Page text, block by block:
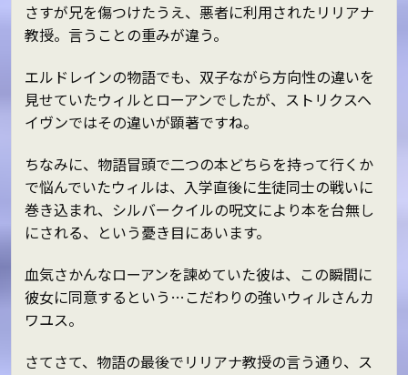
さすが兄を傷つけたうえ、悪者に利用されたリリアナ
教授。言うことの重みが違う。
エルドレインの物語でも、双子ながら方向性の違いを
見せていたウィルとローアンでしたが、ストリクスヘ
イヴンではその違いが顕著ですね。
ちなみに、物語冒頭で二つの本どちらを持って行くか
で悩んでいたウィルは、入学直後に生徒同士の戦いに
巻き込まれ、シルバークイルの呪文により本を台無し
にされる、という憂き目にあいます。
血気さかんなローアンを諫めていた彼は、この瞬間に
彼女に同意するという…こだわりの強いウィルさんカ
ワユス。
さてさて、物語の最後でリリアナ教授の言う通り、ス